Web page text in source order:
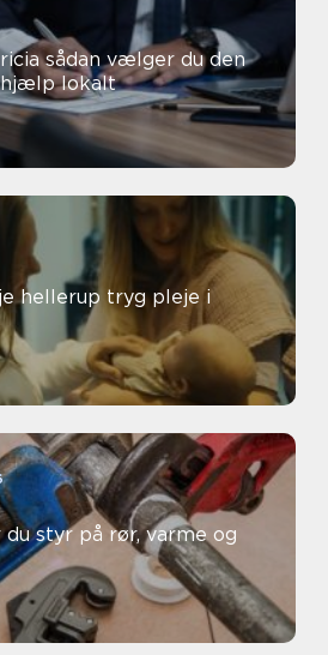
du den
lokalt
tryg pleje i
du styr på rør, varme og